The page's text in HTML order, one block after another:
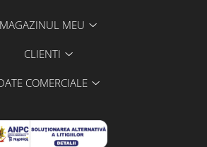
MAGAZINUL MEU
CLIENTI
COMERCIALE